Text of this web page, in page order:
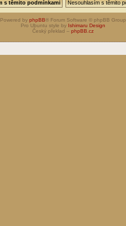
Powered by phpBB® Forum Software © phpBB Group
Pro Ubuntu style by Ishimaru Design
Český překlad – phpBB.cz